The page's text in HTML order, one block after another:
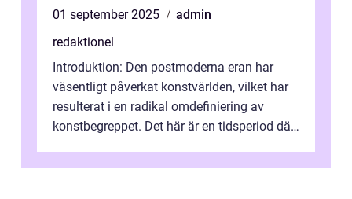
01 september 2025
admin
redaktionel
Introduktion: Den postmoderna eran har
väsentligt påverkat konstvärlden, vilket har
resulterat i en radikal omdefiniering av
konstbegreppet. Det här är en tidsperiod där